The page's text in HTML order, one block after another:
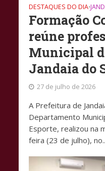
DESTAQUES DO DIA•
Formação
reúne
Municipal
Jandaia do
27 de julho de 2026
A Prefeitura de
Departamento
Esporte, realizou na
feira (23 de julho),